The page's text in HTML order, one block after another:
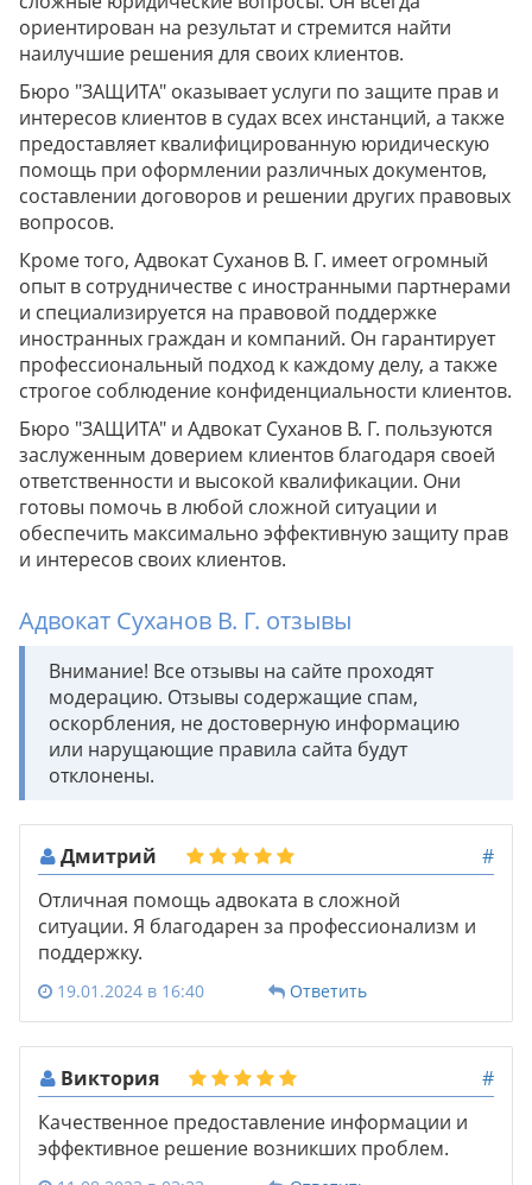
ориентирован на результат и стремится найти
наилучшие решения для своих клиентов.
Бюро "ЗАЩИТА" оказывает услуги по защите прав и
интересов клиентов в судах всех инстанций, а также
предоставляет квалифицированную юридическую
помощь при оформлении различных документов,
составлении договоров и решении других правовых
вопросов.
Кроме того, Адвокат Суханов В. Г. имеет огромный
опыт в сотрудничестве с иностранными партнерами
и специализируется на правовой поддержке
иностранных граждан и компаний. Он гарантирует
профессиональный подход к каждому делу, а также
строгое соблюдение конфиденциальности клиентов.
Бюро "ЗАЩИТА" и Адвокат Суханов В. Г. пользуются
заслуженным доверием клиентов благодаря своей
ответственности и высокой квалификации. Они
готовы помочь в любой сложной ситуации и
обеспечить максимально эффективную защиту прав
и интересов своих клиентов.
Адвокат Суханов В. Г. отзывы
Внимание! Все отзывы на сайте проходят
модерацию. Отзывы содержащие спам,
оскорбления, не достоверную информацию
или нарущающие правила сайта будут
отклонены.
Дмитрий
#
Отличная помощь адвоката в сложной
ситуации. Я благодарен за профессионализм и
поддержку.
19.01.2024 в 16:40 Ответить
Виктория
#
Качественное предоставление информации и
эффективное решение возникших проблем.